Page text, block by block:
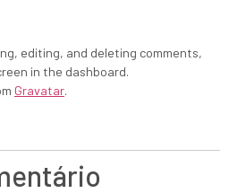
editing, and deleting comments,
in the dashboard.
Gravatar.